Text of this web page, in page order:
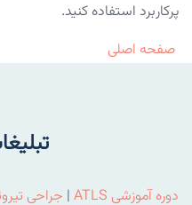
پرکاربرد استفاده کنید.
صفحه اصلی
دوره آموزشی ATLS | جراحی